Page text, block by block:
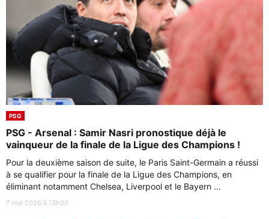
PSG
PSG - Arsenal : Samir Nasri pronostique déjà le
vainqueur de la finale de la Ligue des Champions !
Pour la deuxième saison de suite, le Paris Saint-Germain a réussi
à se qualifier pour la finale de la Ligue des Champions, en
éliminant notamment Chelsea, Liverpool et le Bayern ...
7 mai 2026 à 13h00